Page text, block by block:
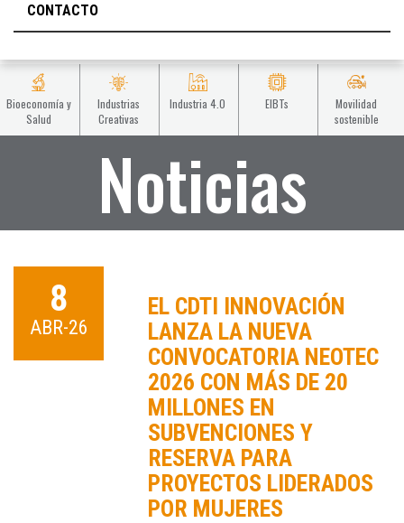
CONTACTO
Bioeconomía y
Salud
Industrias
Creativas
Industria 4.0 EIBTs
Movilidad
sostenible
Noticias
8
ABR-26
EL CDTI INNOVACIÓN
LANZA LA NUEVA
CONVOCATORIA NEOTEC
2026 CON MÁS DE 20
MILLONES EN
SUBVENCIONES Y
RESERVA PARA
PROYECTOS LIDERADOS
POR MUJERES